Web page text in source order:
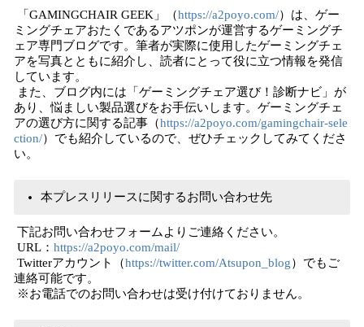
「GAMINGCHAIR GEEK」（https://a2poyo.com/）は、ゲー
ミングチェアおたくであるアツポンが運営するゲーミングチ
ェア専門ブログです。筆者が実際に使用したゲーミングチェ
アを写真とともに紹介し、読者にとって役に立つ情報を発信
しています。
また、ブログ内には「ゲーミングチェア選び！診断ナビ」が
あり、悩ましい製品選びをお手伝いします。ゲーミングチェ
アの選び方に関する記事（https://a2poyo.com/gamingchair-sele
ction/）でも紹介しているので、ぜひチェックしてみてくださ
い。
本プレスリリースに関するお問い合わせ先
下記お問い合わせフォームよりご連絡ください。
URL： https://a2poyo.com/mail/
Twitterアカウント（https://twitter.com/Atsupon_blog）でもご
連絡可能です。
※お電話でのお問い合わせは受け付けておりません。